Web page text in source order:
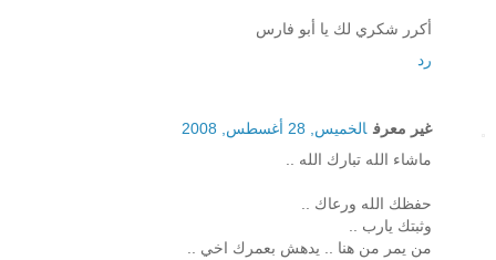
أكرر شكري لك يا أبو فارس
رد
غير معرف الخميس, 28 أغسطس, 2008
ماشاء الله تبارك الله ..
حفظك الله ورعاك ..
وثبتك يارب ..
من يمر من هنا .. يدهش بعمرك اخي ..